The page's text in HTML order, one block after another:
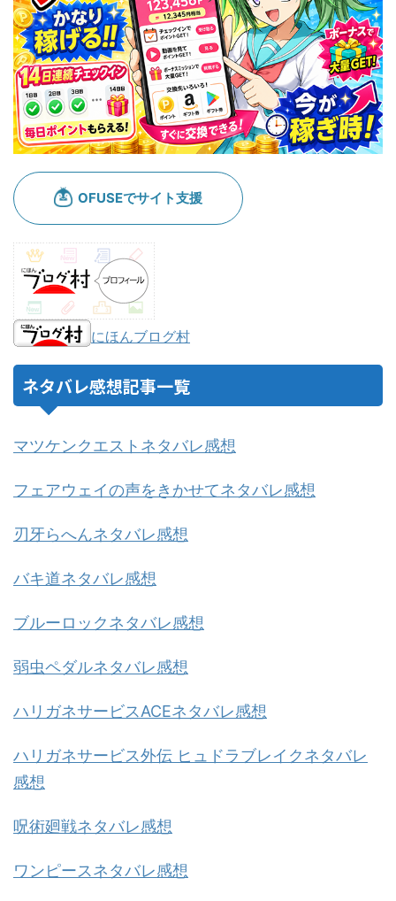
にほんブログ村
ネタバレ感想記事一覧
マツケンクエストネタバレ感想
フェアウェイの声をきかせてネタバレ感想
刃牙らへんネタバレ感想
バキ道ネタバレ感想
ブルーロックネタバレ感想
弱虫ペダルネタバレ感想
ハリガネサービスACEネタバレ感想
ハリガネサービス外伝 ヒュドラブレイクネタバレ
感想
呪術廻戦ネタバレ感想
ワンピースネタバレ感想